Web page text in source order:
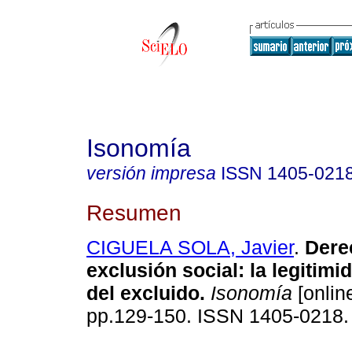
Isonomía
versión impresa ISSN 1405-
Resumen
CIGUELA SOLA, Javier.
exclusión social: la
del excluido. Isonomía
pp.129-150. ISSN 1405-0218.